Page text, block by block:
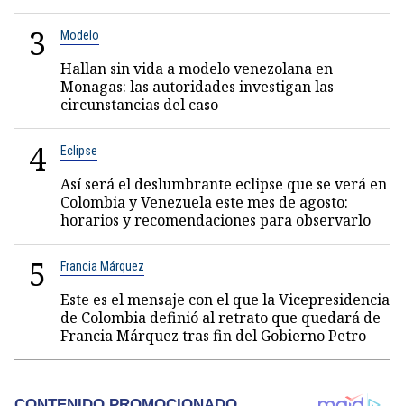
3 Modelo
Hallan sin vida a modelo venezolana en
Monagas: las autoridades investigan las
circunstancias del caso
4 Eclipse
Así será el deslumbrante eclipse que se verá en
Colombia y Venezuela este mes de agosto:
horarios y recomendaciones para observarlo
5 Francia Márquez
Este es el mensaje con el que la Vicepresidencia
de Colombia definió al retrato que quedará de
Francia Márquez tras fin del Gobierno Petro